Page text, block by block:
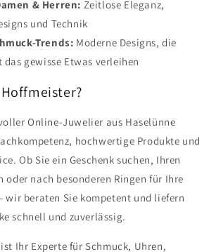
& Herren: Zeitlose Eleganz,
und Technik
Trends: Moderne Designs, die
gewisse Etwas verleihen
Online-Juwelier aus Haselünne
hochwertige Produkte und
Ob Sie ein Geschenk suchen, Ihren
oder nach besonderen Ringen für Ihre
wir beraten Sie kompetent und liefern
schnell und zuverlässig.
Ihr Experte für Schmuck, Uhren,